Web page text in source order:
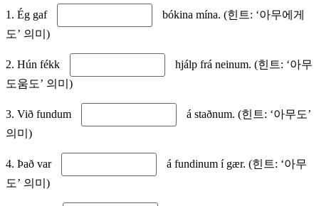
1. Ég gaf
bókina mína. (힌트: ‘아무에게
도’ 의미)
2. Hún fékk
hjálp frá neinum. (힌트: ‘아무
도움도’ 의미)
3. Við fundum
á staðnum. (힌트: ‘아무도’
의미)
4. Það var
á fundinum í gær. (힌트: ‘아무
도’ 의미)